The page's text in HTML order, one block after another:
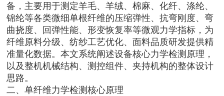
备，主要用于测定羊毛、羊绒、棉麻、化纤、涤纶、
锦纶等各类微细单根纤维的压缩弹性、抗弯刚度、弯
曲挠度、回弹性能、形变恢复率等微观力学指标，为
纤维原料分级、纺纱工艺优化、面料品质研发提供精
准量化数据。本文系统阐述设备核心力学检测原理，
以及整机机械结构、测控组件、夹持机构的整体设计
思路。
二、单纤维力学检测核心原理